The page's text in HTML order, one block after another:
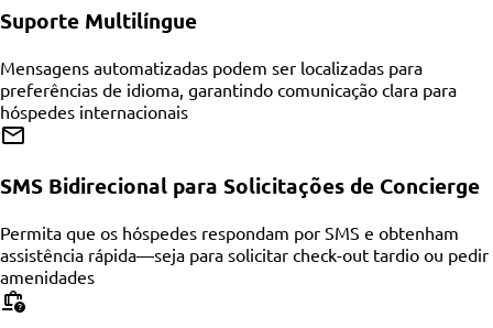
Suporte Multilíngue
Mensagens automatizadas podem ser localizadas para
preferências de idioma, garantindo comunicação clara para
hóspedes internacionais
SMS Bidirecional para Solicitações de Concierge
Permita que os hóspedes respondam por SMS e obtenham
assistência rápida—seja para solicitar check-out tardio ou pedir
amenidades